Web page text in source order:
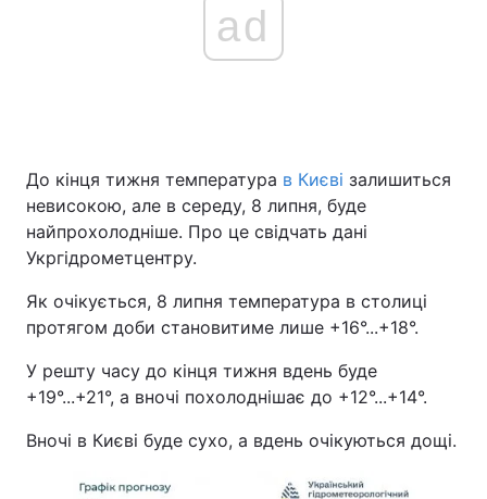
ad
До кінця тижня температура в Києві залишиться
невисокою, але в середу, 8 липня, буде
найпрохолодніше. Про це свідчать дані
Укргідрометцентру.
Як очікується, 8 липня температура в столиці
протягом доби становитиме лише +16°...+18°.
У решту часу до кінця тижня вдень буде
+19°...+21°, а вночі похолоднішає до +12°...+14°.
Вночі в Києві буде сухо, а вдень очікуються дощі.